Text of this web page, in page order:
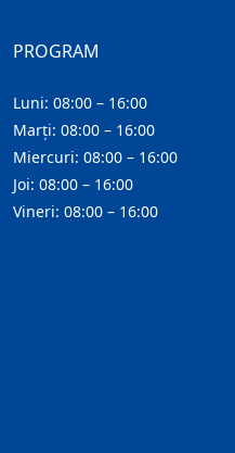
PROGRAM
Luni: 08:00 – 16:00
Marți: 08:00 – 16:00
Miercuri: 08:00 – 16:00
Joi: 08:00 – 16:00
Vineri: 08:00 – 16:00